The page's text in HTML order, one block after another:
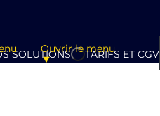
SOLUTIONSOuvrir le menuTARIFS ET CGV